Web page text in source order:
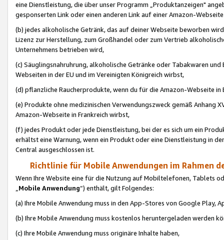
eine Dienstleistung, die über unser Programm „Produktanzeigen"
gesponserten Link oder einen anderen Link auf einer Amazon-
(b) jedes alkoholische Getränk, das auf deiner Webseite beworben
Lizenz zur Herstellung, zum Großhandel oder zum Vertrieb
Unternehmens betrieben wird,
(c) Säuglingsnahruhrung, alkoholische Getränke oder Tabakwaren
Webseiten in der EU und im Vereinigten Königreich wirbst,
(d) pflanzliche Raucherprodukte, wenn du für die Amazon-Webseite in
(e) Produkte ohne medizinischen Verwendungszweck gemäß Anhang
Amazon-Webseite in Frankreich wirbst,
(f) jedes Produkt oder jede Dienstleistung, bei der es sich um ein
erhältst eine Warnung, wenn ein Produkt oder eine Dienstleistung in
Central ausgeschlossen ist.
Richtlinie für Mobile Anwendungen im Rahmen
Wenn Ihre Website eine für die Nutzung auf Mobiltelefonen, Tablets
„Mobile Anwendung“) enthält, gilt Folgendes:
(a) Ihre Mobile Anwendung muss in den App-Stores von Google Play,
(b) Ihre Mobile Anwendung muss kostenlos heruntergeladen werden
(c) Ihre Mobile Anwendung muss originäre Inhalte haben,